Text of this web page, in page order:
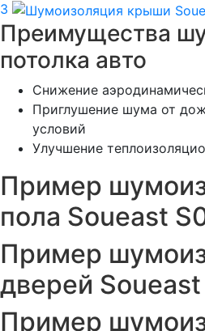
3
Преимущества
потолка авто
Снижение
Приглушение шума от
условий
Улучшение
Пример
пола Soueast
Пример
дверей
Пример